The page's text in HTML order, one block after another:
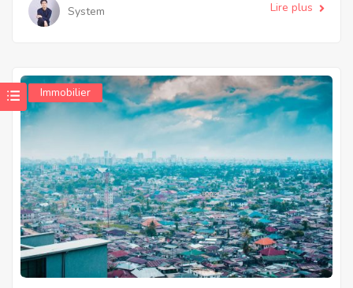
System Lire plus
Immobilier